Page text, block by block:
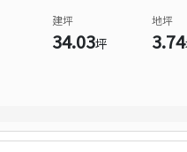
建坪
34.03坪
地坪
3.74